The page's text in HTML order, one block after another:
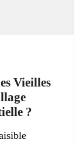
Vieilles
?